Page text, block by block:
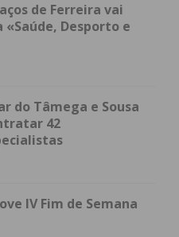
de Ferreira vai
Desporto e
do Tâmega e Sousa
42
IV Fim de Semana